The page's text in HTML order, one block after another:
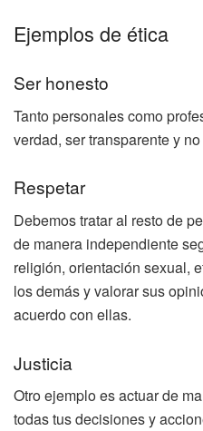
Ejemplos de ética
Ser honesto
Tanto personales como
verdad, ser transparente y
Respetar
Debemos tratar al resto de
de manera independiente
religión, orientación sexual,
los demás y valorar sus
acuerdo con ellas.
Justicia
Otro ejemplo es actuar de
todas tus decisiones y